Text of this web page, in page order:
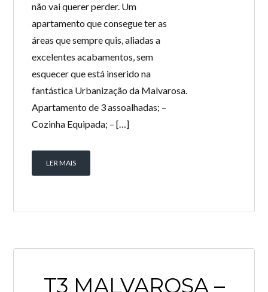
não vai querer perder. Um
apartamento que consegue ter as
áreas que sempre quis, aliadas a
excelentes acabamentos, sem
esquecer que está inserido na
fantástica Urbanização da Malvarosa.
Apartamento de 3 assoalhadas; –
Cozinha Equipada; – […]
LER MAIS
T3 MALVAROSA –